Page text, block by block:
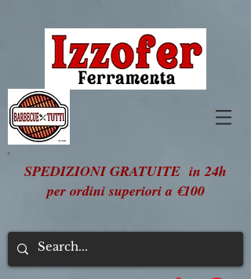
SPEDIZIONI GRATUITE in 24h
per ordini superiori a €100